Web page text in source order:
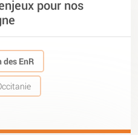
pour nos
EnR